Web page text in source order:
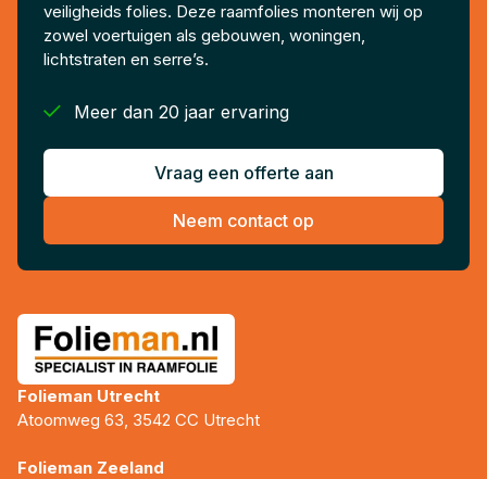
veiligheids folies. Deze raamfolies monteren wij op
zowel voertuigen als gebouwen, woningen,
lichtstraten en serre’s.
 Meer dan 20 jaar ervaring
Vraag een offerte aan
Neem contact op
Folieman Utrecht
Atoomweg 63, 3542 CC Utrecht
Folieman Zeeland